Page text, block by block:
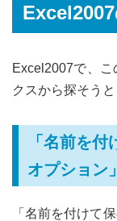
Excel2007で、
クスから探そう
「名前を
オプション」
「名前を付けて